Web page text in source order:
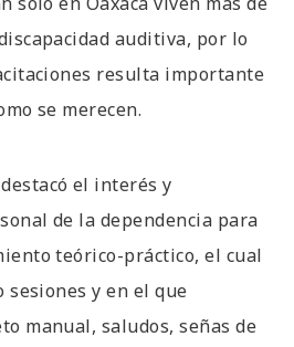
auditiva, por lo
resulta importante
se merecen.
el interés y
de la dependencia para
teórico-práctico, el cual
sesiones y en el que
manual, saludos, señas de